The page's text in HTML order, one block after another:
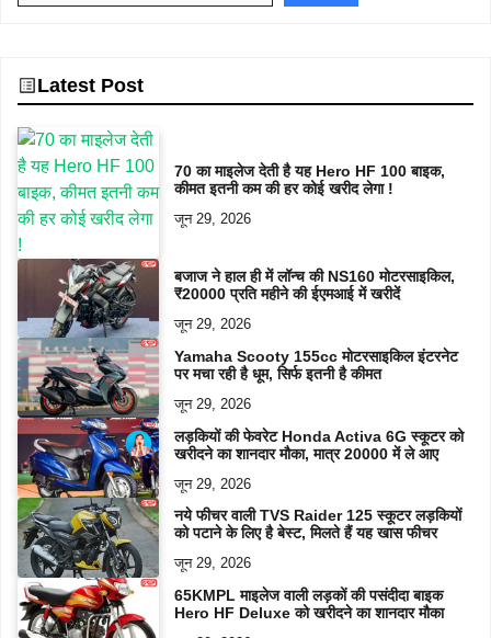
Latest Post
70 का माइलेज देती है यह Hero HF 100 बाइक,
कीमत इतनी कम की हर कोई खरीद लेगा !
जून 29, 2026
बजाज ने हाल ही में लॉन्च की NS160 मोटरसाइकिल,
₹20000 प्रति महीने की ईएमआई में खरीदें
जून 29, 2026
Yamaha Scooty 155cc मोटरसाइकिल इंटरनेट
पर मचा रही है धूम, सिर्फ इतनी है कीमत
जून 29, 2026
लड़कियों की फेवरेट Honda Activa 6G स्कूटर को
खरीदने का शानदार मौका, मात्र 20000 में ले आए
जून 29, 2026
नये फीचर वाली TVS Raider 125 स्कूटर लड़कियों
को पटाने के लिए है बेस्ट, मिलते हैं यह खास फीचर
जून 29, 2026
65KMPL माइलेज वाली लड़कों की पसंदीदा बाइक
Hero HF Deluxe को खरीदने का शानदार मौका